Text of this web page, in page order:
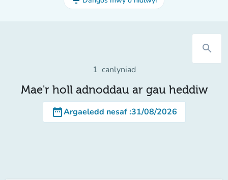
search
1 canlyniad
Mae'r holl adnoddau ar gau heddiw
date_rangeArgaeledd nesaf:31/08/2026